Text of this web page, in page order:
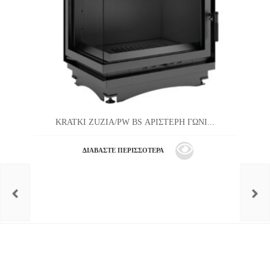
KRATKI ZUZIA/PW BS ΑΡΙΣΤΕΡΗ ΓΩΝΙ...
ΔΙΑΒΆΣΤΕ ΠΕΡΙΣΣΌΤΕΡΑ